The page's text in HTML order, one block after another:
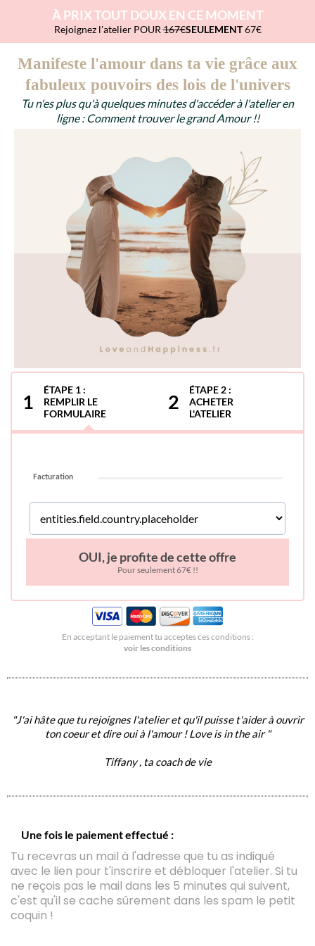
À PRIX TOUT DOUX EN CE MOMENT
Rejoignez l'atelier POUR167€SEULEMENT67€
Manifeste l'amour dans ta vie grâce aux
fabuleux pouvoirs des lois de l'univers
Tu n'es plus qu'à quelques minutes d'accéder à l'atelier en
ligne : Comment trouver le grand Amour !!
1
ÉTAPE 1 :
REMPLIR LE
FORMULAIRE
2
ÉTAPE 2 :
ACHETER
L'ATELIER
Facturation
OUI, je profite de cette offre
Pour seulement 67€ !!
En acceptant le paiement tu acceptes ces conditions :
voir les conditions
"J'ai hâte que tu rejoignes l'atelier et qu'il puisse t'aider à ouvrir
ton coeur et dire oui à l'amour ! Love is in the air "
Tiffany , ta coach de vie
Une fois le paiement effectué :
Tu recevras un mail à l'adresse que tu as indiqué
avec le lien pour t'inscrire et débloquer l'atelier. Si tu
ne reçois pas le mail dans les 5 minutes qui suivent,
c'est qu'il se cache sûrement dans les spam le petit
coquin !